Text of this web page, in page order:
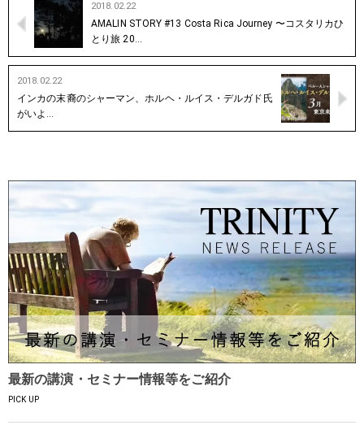
2018.02.22
AMALIN STORY #13 Costa Rica Journey 〜コスタリカひ
とり旅 20…
2018.02.22
インカの末裔のシャーマン、ホルヘ・ルイス・デルガド氏
がいよ…
最新の講演・セミナー情報等をご紹介
PICK UP